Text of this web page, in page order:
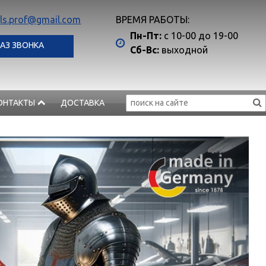
ЗВОНКА
ВРЕМЯ РАБОТЫ:
Пн-Пт: с 10-00 до 19-00
Сб-Вс: выходной
ДОСТАВКА